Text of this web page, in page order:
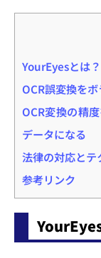
YourEyesとは？
OCR誤変換を
OCR変換の精
データになる
法律の対応とテ
参考リンク